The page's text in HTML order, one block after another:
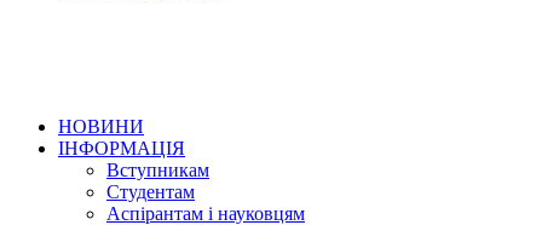
НОВИНИ
ІНФОРМАЦІЯ
Вступникам
Студентам
Аспірантам і науковцям